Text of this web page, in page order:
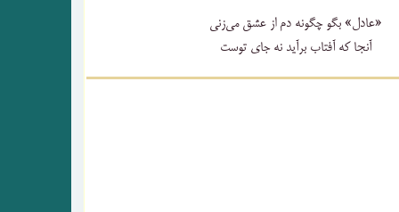
«عادل» بگو چگونه دم از عشق می‌زنی
آنجا که آفتاب برآید نه جای توست